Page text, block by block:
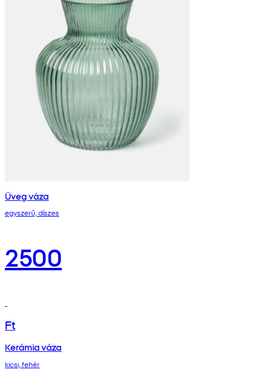
Üveg váza
egyszerű, díszes
2500
Ft
Kerámia váza
kicsi, fehér